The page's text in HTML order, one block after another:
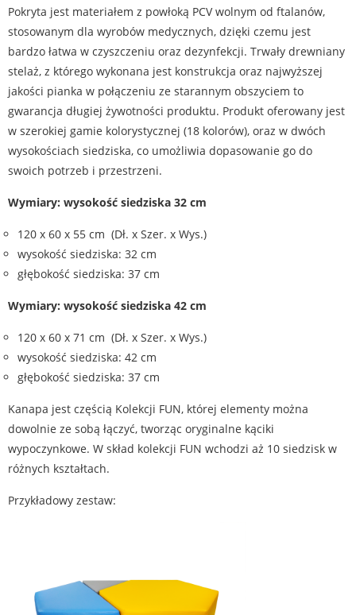
Pokryta jest materiałem z powłoką PCV wolnym od ftalanów,
stosowanym dla wyrobów medycznych, dzięki czemu jest
bardzo łatwa w czyszczeniu oraz dezynfekcji. Trwały drewniany
stelaż, z którego wykonana jest konstrukcja oraz najwyższej
jakości pianka w połączeniu ze starannym obszyciem to
gwarancja długiej żywotności produktu. Produkt oferowany jest
w szerokiej gamie kolorystycznej (18 kolorów), oraz w dwóch
wysokościach siedziska, co umożliwia dopasowanie go do
swoich potrzeb i przestrzeni.
Wymiary: wysokość siedziska 32 cm
120 x 60 x 55 cm (Dł. x Szer. x Wys.)
wysokość siedziska: 32 cm
głębokość siedziska: 37 cm
Wymiary: wysokość siedziska 42 cm
120 x 60 x 71 cm (Dł. x Szer. x Wys.)
wysokość siedziska: 42 cm
głębokość siedziska: 37 cm
Kanapa jest częścią Kolekcji FUN, której elementy można
dowolnie ze sobą łączyć, tworząc oryginalne kąciki
wypoczynkowe. W skład kolekcji FUN wchodzi aż 10 siedzisk w
różnych kształtach.
Przykładowy zestaw: